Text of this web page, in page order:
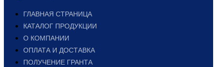
ГЛАВНАЯ СТРАНИЦА
КАТАЛОГ ПРОДУКЦИИ
О КОМПАНИИ
ОПЛАТА И ДОСТАВКА
ПОЛУЧЕНИЕ ГРАНТА